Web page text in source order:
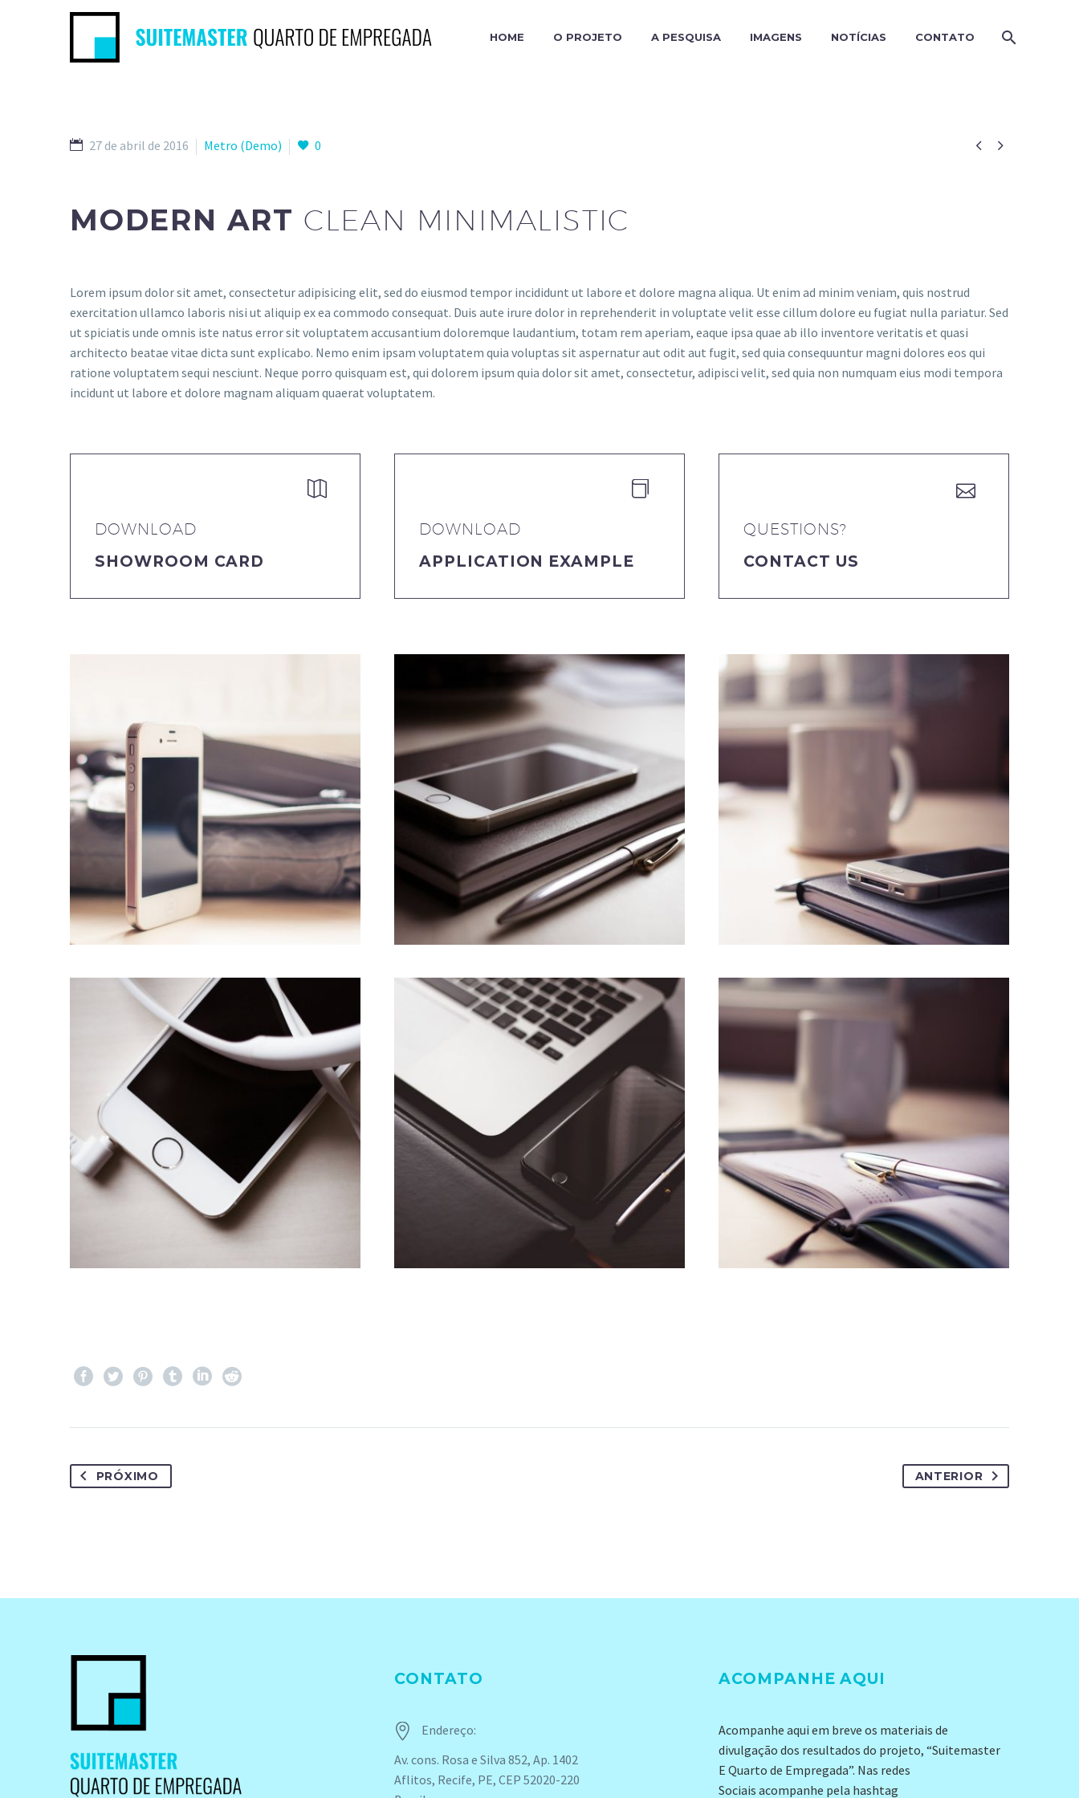
HOME O PROJETO A PESQUISA IMAGENS NOTÍCIAS CONTATO
 
27 de abril de 2016 Metro (Demo) 0
MODERN ART CLEAN MINIMALISTIC
Lorem ipsum dolor sit amet, consectetur adipisicing elit, sed do eiusmod tempor incididunt ut labore et dolore magna aliqua. Ut enim ad minim veniam, quis nostrud
exercitation ullamco laboris nisi ut aliquip ex ea commodo consequat. Duis aute irure dolor in reprehenderit in voluptate velit esse cillum dolore eu fugiat nulla pariatur. Sed
ut spiciatis unde omnis iste natus error sit voluptatem accusantium doloremque laudantium, totam rem aperiam, eaque ipsa quae ab illo inventore veritatis et quasi
architecto beatae vitae dicta sunt explicabo. Nemo enim ipsam voluptatem quia voluptas sit aspernatur aut odit aut fugit, sed quia consequuntur magni dolores eos qui
ratione voluptatem sequi nesciunt. Neque porro quisquam est, qui dolorem ipsum quia dolor sit amet, consectetur, adipisci velit, sed quia non numquam eius modi tempora
incidunt ut labore et dolore magnam aliquam quaerat voluptatem.


DOWNLOAD
SHOWROOM CARD


DOWNLOAD
APPLICATION EXAMPLE


QUESTIONS?
CONTACT US
PRÓXIMO ANTERIOR
CONTATO


Endereço:
Av. cons. Rosa e Silva 852, Ap. 1402
Aflitos, Recife, PE, CEP 52020-220
ACOMPANHE AQUI
Acompanhe aqui em breve os materiais de
divulgação dos resultados do projeto, “Suitemaster
E Quarto de Empregada”. Nas redes
Sociais acompanhe pela hashtag